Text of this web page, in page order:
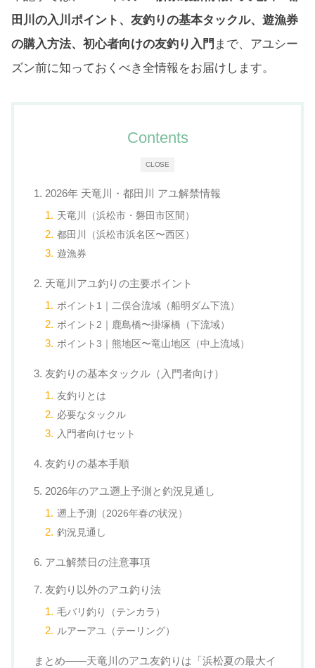
田川の入川ポイント、友釣りの基本タックル、遊漁券
の購入方法、初心者向けの友釣り入門 まで、アユシー
ズン前に知っておくべき全情報をお届けします。
CLOSE
Contents
1. 2026年 天竜川・都田川 アユ解禁情報
天竜川（浜松市・磐田市区間）
都田川（浜松市浜名区〜西区）
遊漁券
2. 天竜川アユ釣りの主要ポイント
ポイント1｜二俣合流域（船明ダム下流）
ポイント2｜鹿島橋〜掛塚橋（下流域）
ポイント3｜熊地区〜竜山地区（中上流域）
3. 友釣りの基本タックル（入門者向け）
友釣りとは
必要なタックル
入門者向けセット
4. 友釣りの基本手順
5. 2026年のアユ遡上予測と釣況見通し
遡上予測（2026年春の状況）
釣況見通し
6. アユ解禁日の注意事項
7. 友釣り以外のアユ釣り法
毛バリ釣り（テンカラ）
ルアーアユ（テーリング）
まとめ——天竜川のアユ友釣りは「浜松夏の最大イ